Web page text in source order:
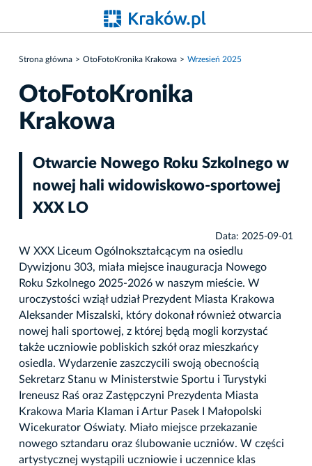
Strona główna OtoFotoKronika Krakowa Wrzesień 2025
OtoFotoKronika
Krakowa
Otwarcie Nowego Roku Szkolnego w
nowej hali widowiskowo-sportowej
XXX LO
Data: 2025-09-01
W XXX Liceum Ogólnokształcącym na osiedlu
Dywizjonu 303, miała miejsce inauguracja Nowego
Roku Szkolnego 2025-2026 w naszym mieście. W
uroczystości wziął udział Prezydent Miasta Krakowa
Aleksander Miszalski, który dokonał również otwarcia
nowej hali sportowej, z której będą mogli korzystać
także uczniowie pobliskich szkół oraz mieszkańcy
osiedla. Wydarzenie zaszczycili swoją obecnością
Sekretarz Stanu w Ministerstwie Sportu i Turystyki
Ireneusz Raś oraz Zastępczyni Prezydenta Miasta
Krakowa Maria Klaman i Artur Pasek I Małopolski
Wicekurator Oświaty. Miało miejsce przekazanie
nowego sztandaru oraz ślubowanie uczniów. W części
artystycznej wystąpili uczniowie i uczennice klas